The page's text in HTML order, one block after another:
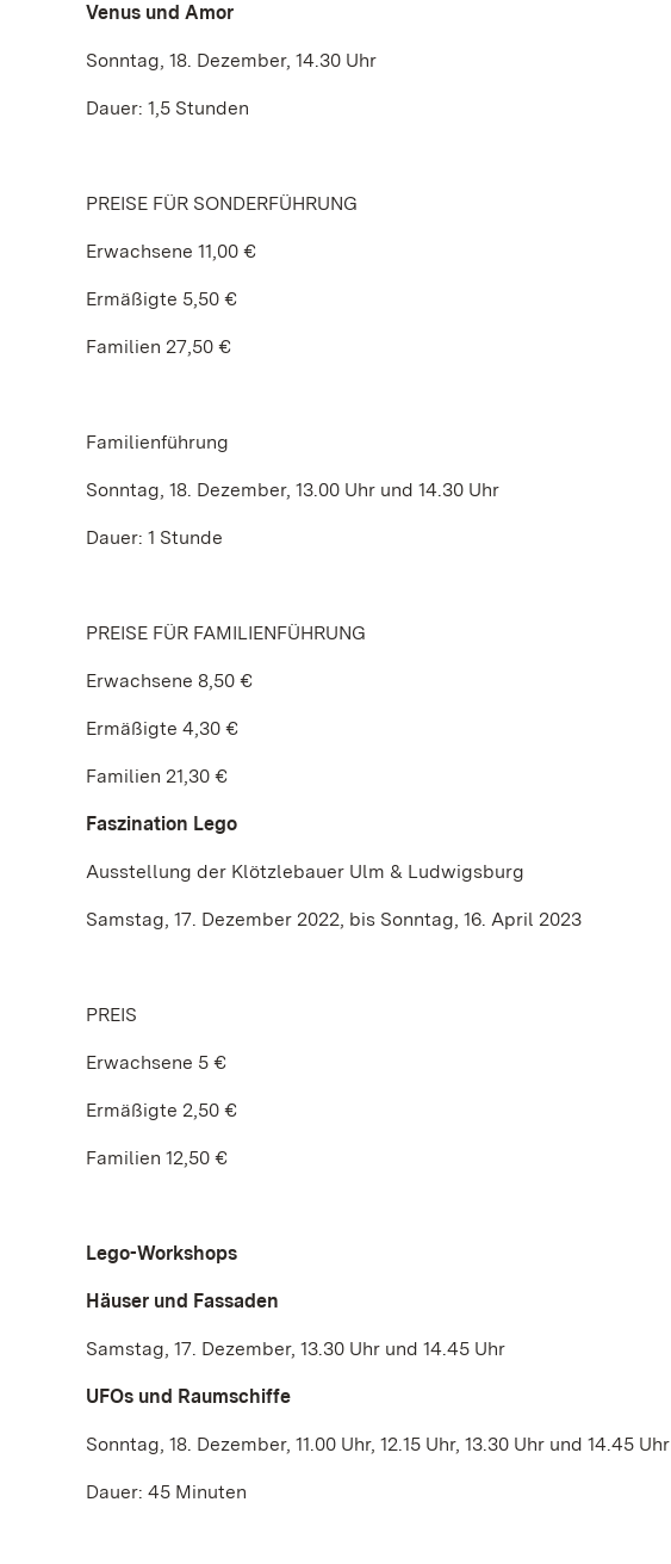
Venus und Amor
Sonntag, 18. Dezember, 14.30 Uhr
Dauer: 1,5 Stunden
PREISE FÜR SONDERFÜHRUNG
Erwachsene 11,00 €
Ermäßigte 5,50 €
Familien 27,50 €
Familienführung
Sonntag, 18. Dezember, 13.00 Uhr und 14.30 Uhr
Dauer: 1 Stunde
PREISE FÜR FAMILIENFÜHRUNG
Erwachsene 8,50 €
Ermäßigte 4,30 €
Familien 21,30 €
Faszination Lego
Ausstellung der Klötzlebauer Ulm & Ludwigsburg
Samstag, 17. Dezember 2022, bis Sonntag, 16. April 2023
PREIS
Erwachsene 5 €
Ermäßigte 2,50 €
Familien 12,50 €
Lego-Workshops
Häuser und Fassaden
Samstag, 17. Dezember, 13.30 Uhr und 14.45 Uhr
UFOs und Raumschiffe
Sonntag, 18. Dezember, 11.00 Uhr, 12.15 Uhr, 13.30 Uhr und 14.45 Uhr
Dauer: 45 Minuten